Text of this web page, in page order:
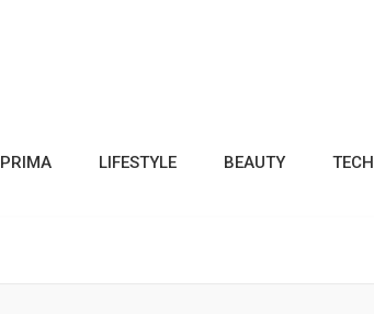
PRIMA LIFESTYLE BEAUTY TECH